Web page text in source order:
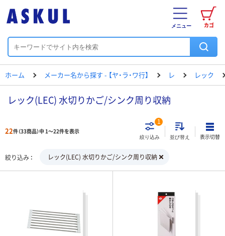
カゴ
メニュー
ホーム メーカー名から探す - 【ヤ・ラ・ワ行】 レ レック
レック(LEC) 水切りかご/シンク周り収納
22件（33商品）中 1～22件を表示
絞り込み
1
並び替え 表示切替
絞り込み レック(LEC) 水切りかご/シンク周り収納